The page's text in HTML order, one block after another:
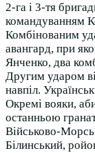
2-га і 3-тя
командуванням
Комбінованим
авангард, при
Янченко, два
Другим ударом
навпіл.
Окремі вояки,
останньою
Військово-
Білинський,